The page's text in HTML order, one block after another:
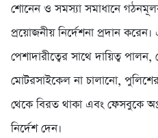
শোনেন ও সমস্যা সমাধানে
প্রয়োজনীয় নির্দেশনা প্রদান
পেশাদারীত্বের সাথে দায়িত্ব
মোটরসাইকেল না চালানো,
থেকে বিরত থাকা এবং ফেসবুকে
নির্দেশ দেন।